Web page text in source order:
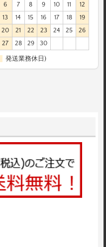
6
7 8 9 10 11
12
13
14 15 16 17 18
19
20
21 22 23 24 25
26
27
28 29 30
発送業務休日)